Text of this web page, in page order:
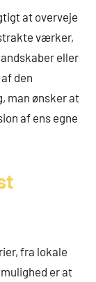
at overveje
værker,
eller
den
man ønsker at
af ens egne
fra lokale
er at